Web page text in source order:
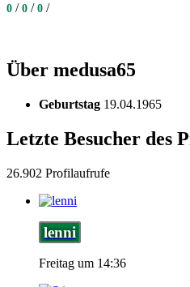
0 / 0 / 0 /
Über medusa65
Geburtstag 19.04.1965
Letzte Besucher des
26.902 Profilaufrufe
lenni
Freitag um 14:36